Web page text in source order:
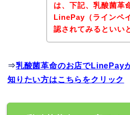
は、下記、乳酸菌革
LinePay（ラインペ
認されてみるといい
⇒乳酸菌革命のお店でLinePay
知りたい方はこちらをクリック